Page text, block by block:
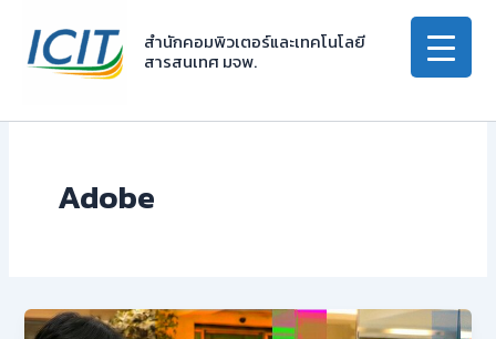
content
สำนักคอมพิวเตอร์และเทคโนโลยี
สารสนเทศ มจพ.
Adobe